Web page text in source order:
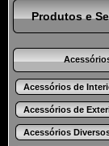
Produtos e
Acessórios de
Acessórios de
Acessórios